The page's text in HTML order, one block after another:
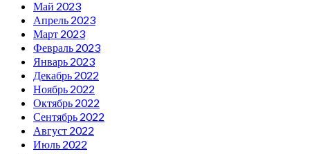
Май 2023
Апрель 2023
Март 2023
Февраль 2023
Январь 2023
Декабрь 2022
Ноябрь 2022
Октябрь 2022
Сентябрь 2022
Август 2022
Июль 2022